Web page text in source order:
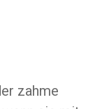
zahme